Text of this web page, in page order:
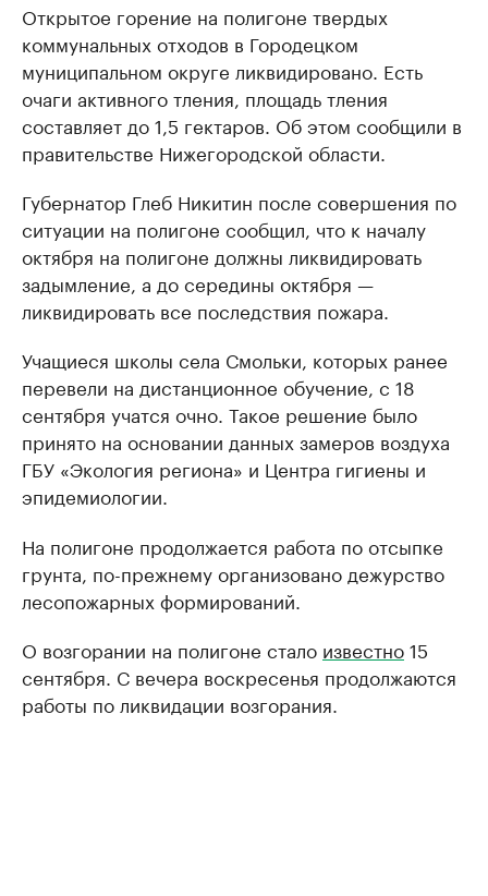
Открытое горение на полигоне твердых
коммунальных отходов в Городецком
муниципальном округе ликвидировано. Есть
очаги активного тления, площадь тления
составляет до 1,5 гектаров. Об этом сообщили в
правительстве Нижегородской области.
Губернатор Глеб Никитин после совершения по
ситуации на полигоне сообщил, что к началу
октября на полигоне должны ликвидировать
задымление, а до середины октября —
ликвидировать все последствия пожара.
Учащиеся школы села Смольки, которых ранее
перевели на дистанционное обучение, с 18
сентября учатся очно. Такое решение было
принято на основании данных замеров воздуха
ГБУ «Экология региона» и Центра гигиены и
эпидемиологии.
На полигоне продолжается работа по отсыпке
грунта, по-прежнему организовано дежурство
лесопожарных формирований.
О возгорании на полигоне стало известно15
сентября. С вечера воскресенья продолжаются
работы по ликвидации возгорания.